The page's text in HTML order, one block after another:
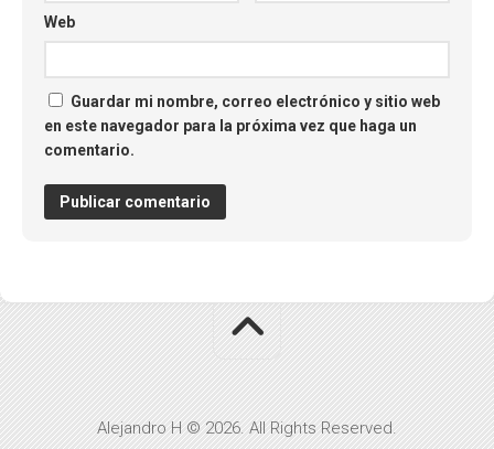
Web
Guardar mi nombre, correo electrónico y sitio web
en este navegador para la próxima vez que haga un
comentario.
Alejandro H © 2026. All Rights Reserved.